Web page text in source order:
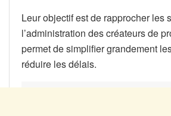
Leur objectif est de rapprocher les
l’administration des créateurs de
permet de simplifier grandement
réduire les délais.